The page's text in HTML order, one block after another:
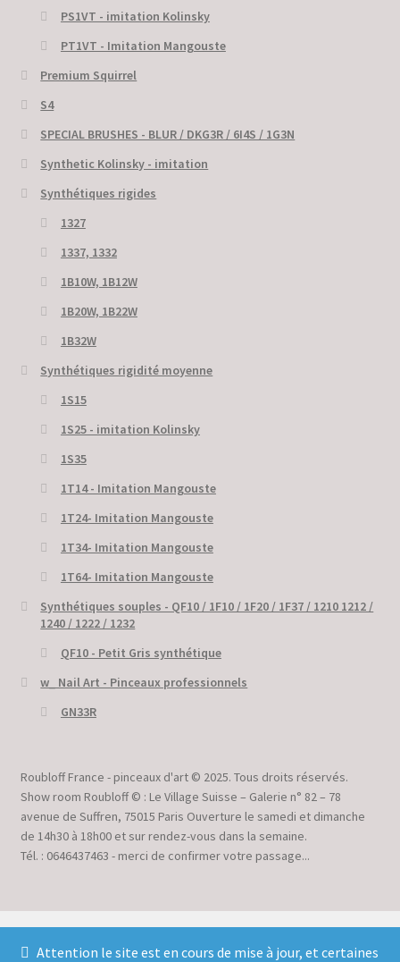
Attention le site est en cours de mise à jour, et certaines
PS1VT - imitation Kolinsky
PT1VT - Imitation Mangouste
Premium Squirrel
S4
SPECIAL BRUSHES - BLUR / DKG3R / 6I4S / 1G3N
Synthetic Kolinsky - imitation
Synthétiques rigides
1327
1337, 1332
1B10W, 1B12W
1B20W, 1B22W
1B32W
Synthétiques rigidité moyenne
1S15
1S25 - imitation Kolinsky
1S35
1T14 - Imitation Mangouste
1T24- Imitation Mangouste
1T34- Imitation Mangouste
1T64- Imitation Mangouste
Synthétiques souples - QF10 / 1F10 / 1F20 / 1F37 / 1210 1212 /
1240 / 1222 / 1232
QF10 - Petit Gris synthétique
w_ Nail Art - Pinceaux professionnels
GN33R
Roubloff France - pinceaux d'art © 2025. Tous droits réservés.
Show room Roubloff © : Le Village Suisse – Galerie n° 82 – 78
avenue de Suffren, 75015 Paris Ouverture le samedi et dimanche
de 14h30 à 18h00 et sur rendez-vous dans la semaine.
Tél. : 0646437463 - merci de confirmer votre passage...